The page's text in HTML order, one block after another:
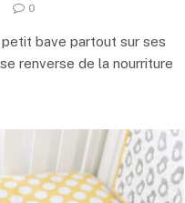
0
bave partout sur ses
renverse de la nourriture